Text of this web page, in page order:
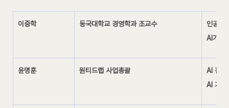
이중학 동국대학교 경영학과 조교수
인공지
AI가 바
윤명훈 원티드랩 사업총괄
AI 전환
AI 기반